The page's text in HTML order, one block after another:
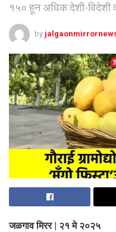
१५० हून अधिक देशी-विदेशी
by
जळगाव मिरर | २१ मे २०२५